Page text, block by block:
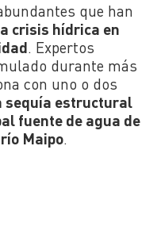
que han
crisis hídrica en
. Expertos
durante más
con uno o dos
sequía estructural
fuente de agua de
Maipo